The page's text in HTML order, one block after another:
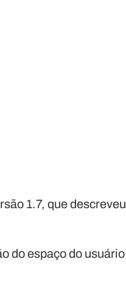
1.7, que
do espaço do